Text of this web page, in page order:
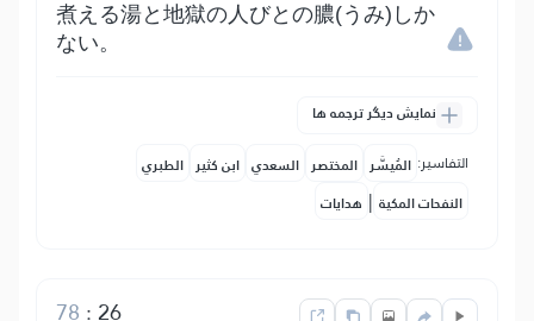
煮える湯と地獄の人びとの膿(うみ)しか
ない。
نمایش دیگر ترجمه ها
التفاسير: المُيسَّر المختصر السعدي ابن كثير الطبري
النفحات المكية | هدايات
26
:
78